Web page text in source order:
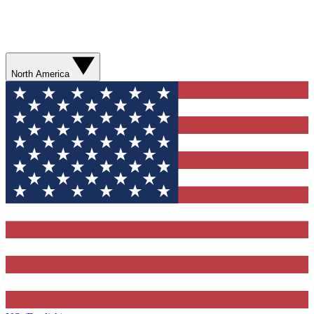
North America